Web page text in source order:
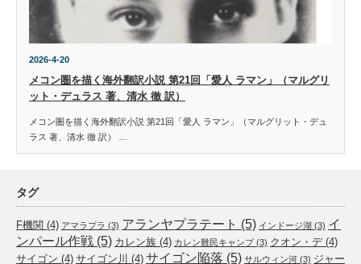
2026-4-20
メコン圏を描く海外翻訳小説 第21回「愛人 ラマン」（マルグリ
ット・デュラス 著、清水 徹 訳）
メコン圏を描く海外翻訳小説 第21回「愛人 ラマン」（マルグリット・デュ
ラス 著、清水 徹 訳） …
タグ
F機関 (4) アマラプラ (3) アランヤプラテート (5) インドージ湖 (3) イ
ンパール作戦 (5) カレン族 (4) カレン難民キャンプ(3) クオン・デ(4)
サイゴン (4) サイゴン川 (4) サイゴン陥落 (5) サルウィン河 (3) ジャー